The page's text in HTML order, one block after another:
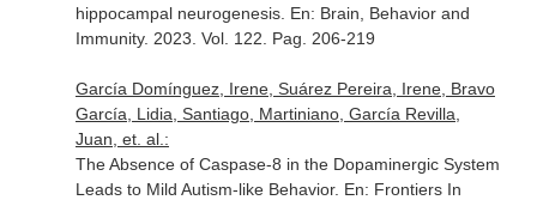
hippocampal neurogenesis. En: Brain, Behavior and
Immunity. 2023. Vol. 122. Pag. 206-219
García Domínguez, Irene, Suárez Pereira, Irene, Bravo
García, Lidia, Santiago, Martiniano, García Revilla,
Juan, et. al.:
The Absence of Caspase-8 in the Dopaminergic System
Leads to Mild Autism-like Behavior. En: Frontiers In